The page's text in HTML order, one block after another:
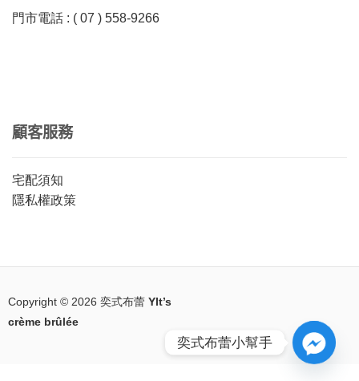
門市電話 : ( 07 ) 558-9266
顧客服務
宅配須知
隱私權政策
Copyright © 2026 奕式布蕾 YIt’s
crème brûlée
奕式布蕾小幫手